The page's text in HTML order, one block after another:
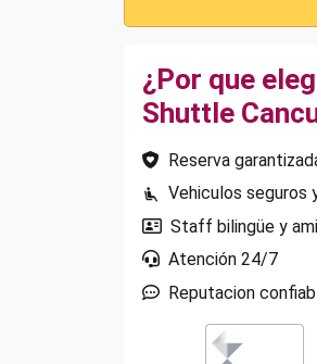
¿Por que
Shuttle
Reserva
Vehiculos seguros
Staff bilingüe y
Atención 24/7
Reputacion